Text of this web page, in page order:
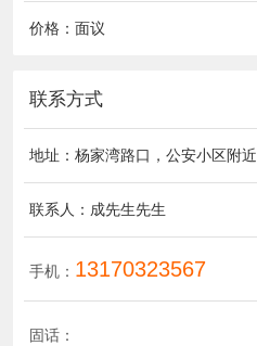
价格：面议
联系方式
地址：杨家湾路口，公安小区附近
联系人：成先生先生
手机： 13170323567
固话：